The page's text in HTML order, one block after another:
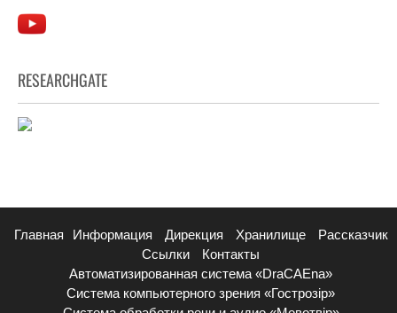
RESEARCHGATE
Главная Информация Дирекция Хранилище
Рассказчик
Ссылки
Контакты
Автоматизированная система «DraCAEna»
Система компьютерного зрения «Гострозір»